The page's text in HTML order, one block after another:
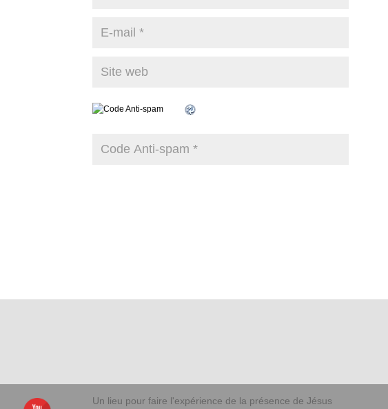
Un lieu pour faire l'expérience de la présence de Jésus